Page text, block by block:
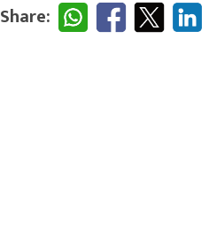
Share: